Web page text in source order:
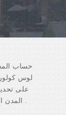
حساب
لوس
على